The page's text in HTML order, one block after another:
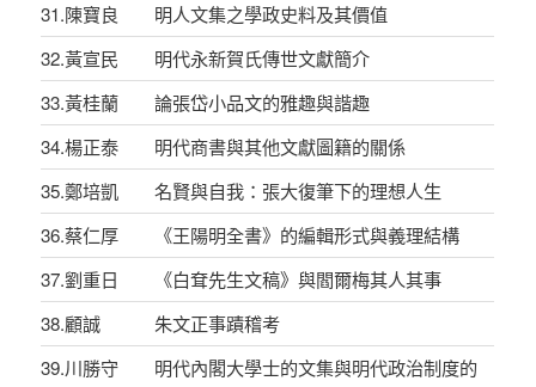
31.陳寶良 明人文集之學政史料及其價值
32.黃宣民 明代永新賀氏傳世文獻簡介
33.黃桂蘭 論張岱小品文的雅趣與諧趣
34.楊正泰 明代商書與其他文獻圖籍的關係
35.鄭培凱 名賢與自我：張大復筆下的理想人生
36.蔡仁厚 《王陽明全書》的編輯形式與義理結構
37.劉重日 《白耷先生文稿》與閻爾梅其人其事
38.顧誠 朱文正事蹟稽考
39.川勝守 明代內閣大學士的文集與明代政治制度的